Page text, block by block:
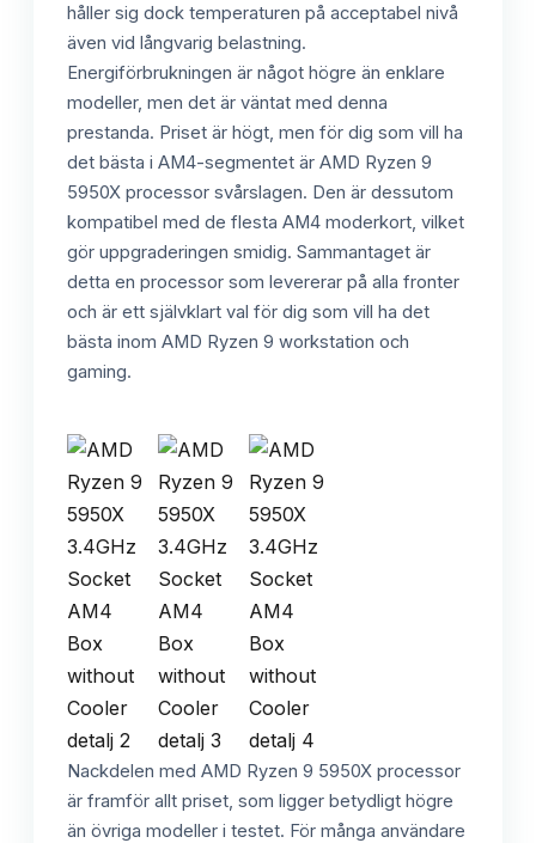
håller sig dock temperaturen på acceptabel nivå
även vid långvarig belastning.
Energiförbrukningen är något högre än enklare
modeller, men det är väntat med denna
prestanda. Priset är högt, men för dig som vill ha
det bästa i AM4-segmentet är AMD Ryzen 9
5950X processor svårslagen. Den är dessutom
kompatibel med de flesta AM4 moderkort, vilket
gör uppgraderingen smidig. Sammantaget är
detta en processor som levererar på alla fronter
och är ett självklart val för dig som vill ha det
bästa inom AMD Ryzen 9 workstation och
gaming.
Nackdelen med AMD Ryzen 9 5950X processor
är framför allt priset, som ligger betydligt högre
än övriga modeller i testet. För många användare